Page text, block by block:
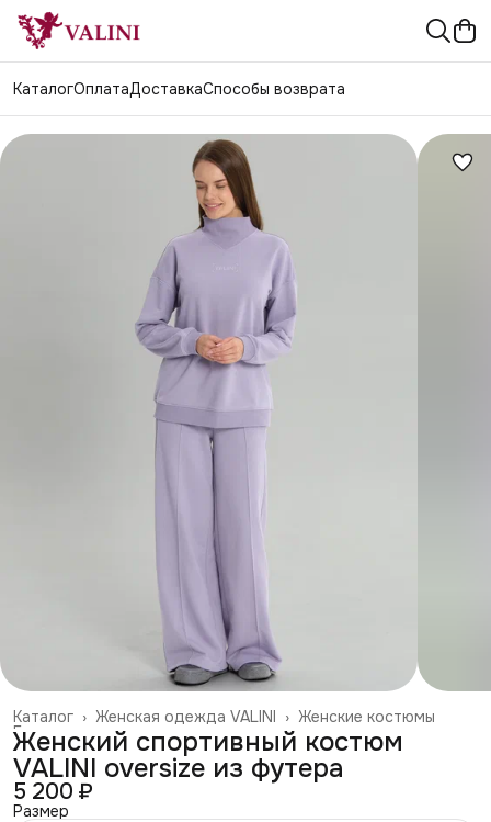
КаталогОплатаДоставкаСпособы возврата
Женские костюмы
Женская одежда VALINI ›
Каталог ›
Главная ›
Женский спортивный костюм
VALINI oversize из футера
5 200 ₽
Размер